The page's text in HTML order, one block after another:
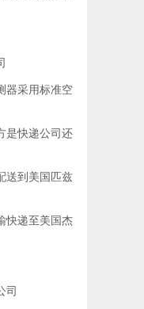
器采用标准空
是快递公司还
送到美国匹兹
快递至美国杰
司